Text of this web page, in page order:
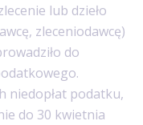
lub dzieło
zleceniodawcę)
do
niedopłat podatku,
do 30 kwietnia